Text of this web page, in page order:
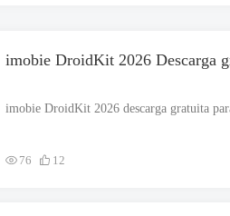
imobie DroidKit 2026 Descarga
76 12